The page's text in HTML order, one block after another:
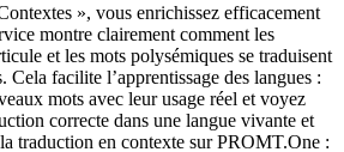
», vous enrichissez efficacement
montre clairement comment les
et les mots polysémiques se traduisent
Cela facilite l’apprentissage des langues :
mots avec leur usage réel et voyez
correcte dans une langue vivante et
traduction en contexte sur PROMT.One :